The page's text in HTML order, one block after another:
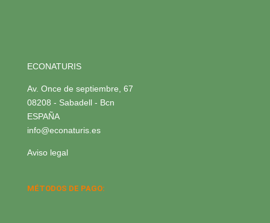
ECONATURIS
Av. Once de septiembre, 67
08208 - Sabadell - Bcn
ESPAÑA
info@econaturis.es
Aviso legal
MÉTODOS DE PAGO: